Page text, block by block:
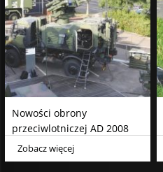
Nowości obrony
przeciwlotniczej AD 2008
cz. 2
Zobacz więcej